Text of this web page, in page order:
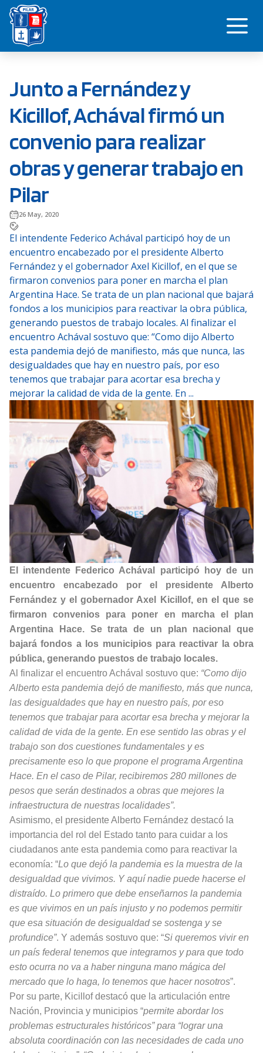
Saltar
contenido
Junto a Fernández y
Kicillof, Achával firmó un
convenio para realizar
obras y generar trabajo en
Pilar
26 May, 2020
El intendente Federico Achával participó hoy de un
encuentro encabezado por el presidente Alberto
Fernández y el gobernador Axel Kicillof, en el que se
firmaron convenios para poner en marcha el plan
Argentina Hace. Se trata de un plan nacional que bajará
fondos a los municipios para reactivar la obra pública,
generando puestos de trabajo locales. Al finalizar el
encuentro Achával sostuvo que: “Como dijo Alberto
esta pandemia dejó de manifiesto, más que nunca, las
desigualdades que hay en nuestro país, por eso
tenemos que trabajar para acortar esa brecha y
mejorar la calidad de vida de la gente. En ...
El intendente Federico Achával participó hoy de un
encuentro encabezado por el presidente Alberto
Fernández y el gobernador Axel Kicillof, en el que se
firmaron convenios para poner en marcha el plan
Argentina Hace. Se trata de un plan nacional que
bajará fondos a los municipios para reactivar la obra
pública, generando puestos de trabajo locales.
Al finalizar el encuentro Achával sostuvo que: “Como dijo
Alberto esta pandemia dejó de manifiesto, más que nunca,
las desigualdades que hay en nuestro país, por eso
tenemos que trabajar para acortar esa brecha y mejorar la
calidad de vida de la gente. En ese sentido las obras y el
trabajo son dos cuestiones fundamentales y es
precisamente eso lo que propone el programa Argentina
Hace. En el caso de Pilar, recibiremos 280 millones de
pesos que serán destinados a obras que mejores la
infraestructura de nuestras localidades”.
Asimismo, el presidente Alberto Fernández destacó la
importancia del rol del Estado tanto para cuidar a los
ciudadanos ante esta pandemia como para reactivar la
economía: “Lo que dejó la pandemia es la muestra de la
desigualdad que vivimos. Y aquí nadie puede hacerse el
distraído. Lo primero que debe enseñarnos la pandemia
es que vivimos en un país injusto y no podemos permitir
que esa situación de desigualdad se sostenga y se
profundice”. Y además sostuvo que: “Si queremos vivir en
un país federal tenemos que integrarnos y para que todo
esto ocurra no va a haber ninguna mano mágica del
mercado que lo haga, lo tenemos que hacer nosotros”.
Por su parte, Kicillof destacó que la articulación entre
Nación, Provincia y municipios “permite abordar los
problemas estructurales históricos” para “lograr una
absoluta coordinación con las necesidades de cada uno